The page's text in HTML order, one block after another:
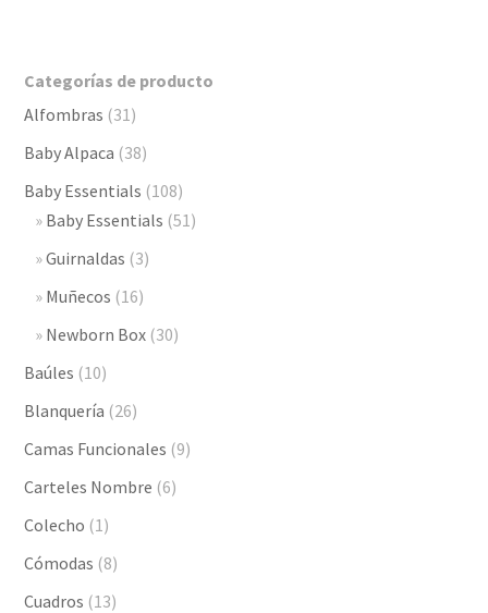
$1,490.00
Categorías de producto
Alfombras (31)
Baby Alpaca (38)
Baby Essentials (108)
Baby Essentials (51)
Guirnaldas (3)
Muñecos (16)
Newborn Box (30)
Baúles (10)
Blanquería (26)
Camas Funcionales (9)
Carteles Nombre (6)
Colecho (1)
Cómodas (8)
Cuadros (13)